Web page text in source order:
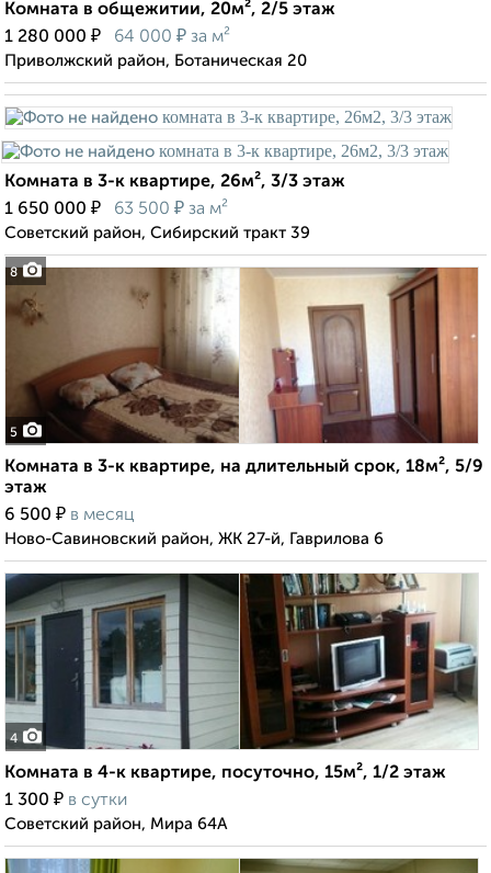
Комната в общежитии, 20м², 2/5 этаж
1 280 000 ₽ 64 000 ₽ за м²
Приволжский район, Ботаническая 20
8
Комната в 3-к квартире, 26м², 3/3 этаж
1 650 000 ₽ 63 500 ₽ за м²
Советский район, Сибирский тракт 39
5
Комната в 3-к квартире, на длительный срок, 18м², 5/9
этаж
6 500 ₽ в месяц
Ново-Савиновский район, ЖК 27-й, Гаврилова 6
4
Комната в 4-к квартире, посуточно, 15м², 1/2 этаж
1 300 ₽ в сутки
Советский район, Мира 64А